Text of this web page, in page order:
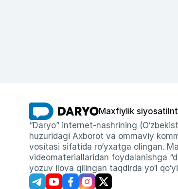
Maxfiylik siyosati
“Daryo” internet-nashrining
huzuridagi Axborot va ommaviy
vositasi sifatida ro‘yxatga olingan.
videomateriallaridan foydalanishga
yozuv ilova qilingan taqdirda yo‘l